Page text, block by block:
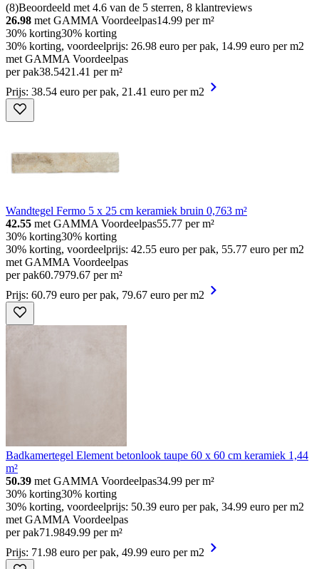
(8)Beoordeeld met 4.6 van de 5 sterren, 8 klantreviews
26.98 met GAMMA Voordeelpas14.99 per m²
30% korting30% korting
30% korting, voordeelprijs: 26.98 euro per pak, 14.99 euro per m2
met GAMMA Voordeelpas
per pak38.5421.41 per m²
Prijs: 38.54 euro per pak, 21.41 euro per m2
Wandtegel Fermo 5 x 25 cm keramiek bruin 0,763 m²
42.55 met GAMMA Voordeelpas55.77 per m²
30% korting30% korting
30% korting, voordeelprijs: 42.55 euro per pak, 55.77 euro per m2
met GAMMA Voordeelpas
per pak60.7979.67 per m²
Prijs: 60.79 euro per pak, 79.67 euro per m2
Badkamertegel Element betonlook taupe 60 x 60 cm keramiek 1,44
m²
50.39 met GAMMA Voordeelpas34.99 per m²
30% korting30% korting
30% korting, voordeelprijs: 50.39 euro per pak, 34.99 euro per m2
met GAMMA Voordeelpas
per pak71 .9849.99 per m²
Prijs: 71.98 euro per pak, 49.99 euro per m2